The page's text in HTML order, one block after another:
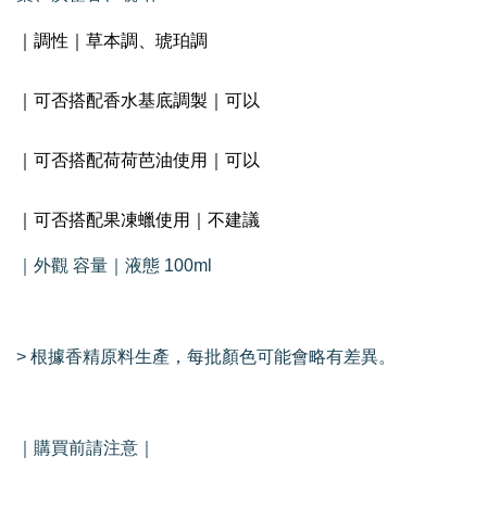
｜調性｜草本調、琥珀調
｜可否搭配香水基底調製｜可以
｜可否搭配荷荷芭油使用｜可以
｜可否搭配果凍蠟使用｜不建議
｜外觀 容量｜液態 100ml
> 根據香精原料生產，每批顏色可能會略有差異。
｜購買前請注意｜